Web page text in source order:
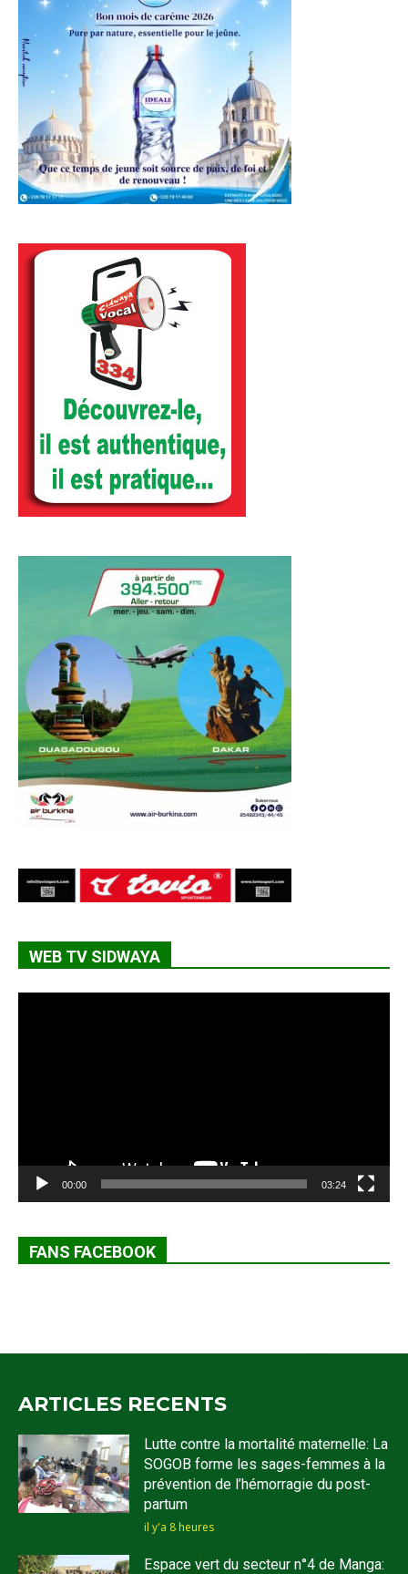
WEB TV SIDWAYA
00:00 03:24
FANS FACEBOOK
ARTICLES RECENTS
Lutte contre la mortalité maternelle: La
SOGOB forme les sages-femmes à la
prévention de l’hémorragie du post-
partum
il y'a 8 heures
Espace vert du secteur n°4 de Manga: